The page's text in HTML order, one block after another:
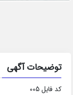
توضیحات آگهی
کد فایل 005